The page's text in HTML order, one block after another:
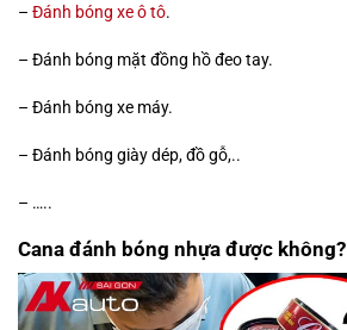
– Đánh bóng xe ô tô.
– Đánh bóng mặt đồng hồ đeo tay.
– Đánh bóng xe máy.
– Đánh bóng giày dép, đồ gỗ,..
– …..
Cana đánh bóng nhựa được không?